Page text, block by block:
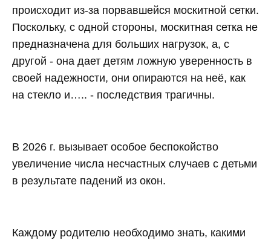
происходит из-за порвавшейся москитной сетки.
Поскольку, с одной стороны, москитная сетка не
предназначена для больших нагрузок, а, с
другой - она дает детям ложную уверенность в
своей надежности, они опираются на неё, как
на стекло и….. - последствия трагичны.
В 2026 г. вызывает особое беспокойство
увеличение числа несчастных случаев с детьми
в результате падений из окон.
Каждому родителю необходимо знать, какими